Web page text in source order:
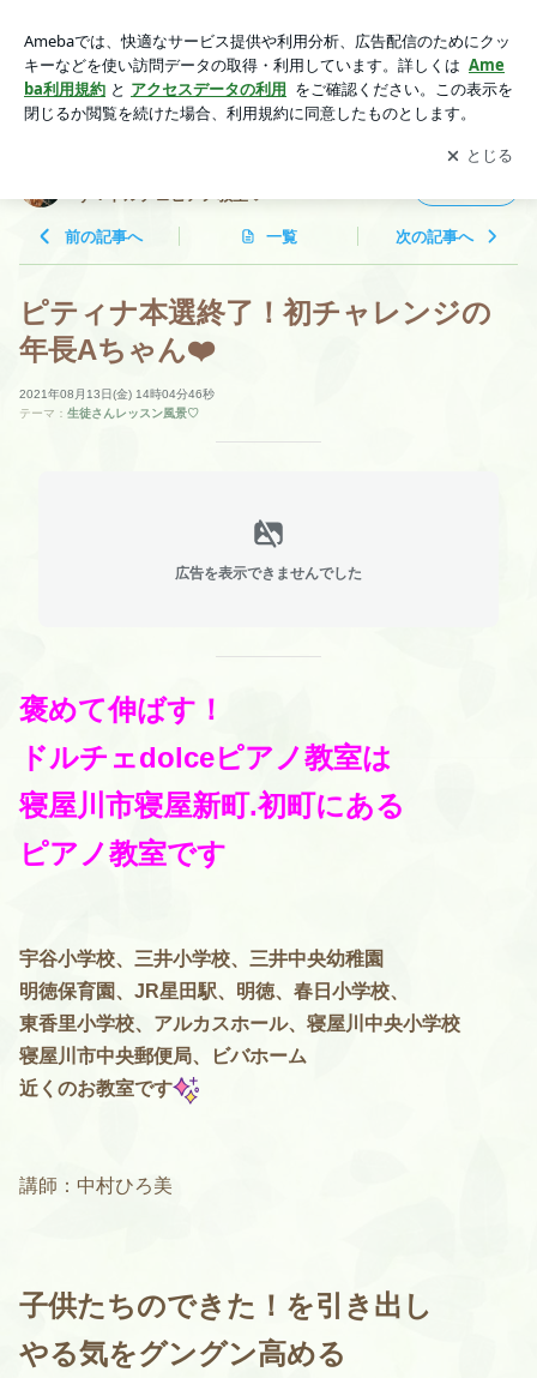
寝屋新町のピアノ教室 〜褒めて伸ばす！ドルチェピアノ教室
♡〜
アプリをダウンロードして ブログの更新通知
を受け取りまし
ょう。
開く
す！ドルチェピアノ教室♡〜
前の記事へ 一覧 次の記事へ
ピティナ本選終了！初チャレンジの
年長Aちゃん❤️
2021年08月13日(金) 14時04分46秒
テーマ： 生徒さんレッスン風景♡
広告を表示できませんでした
褒めて伸ばす！
ドルチェdolceピアノ教室は
寝屋川市寝屋新町.初町にある
ピアノ教室です
宇谷小学校、三井小学校、三井中央幼稚園
明徳保育園、JR星田駅、明徳、春日小学校、
東香里小学校、アルカスホール、寝屋川中央小学校
寝屋川市中央郵便局、ビバホーム
近くのお教室です
講師：中村ひろ美
子供たちのできた！を引き出し
やる気をグングン高める